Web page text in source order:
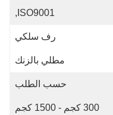
ISO9001,
رف سلكي
مطلي بالزنك
حسب الطلب
300 كجم - 1500 كجم